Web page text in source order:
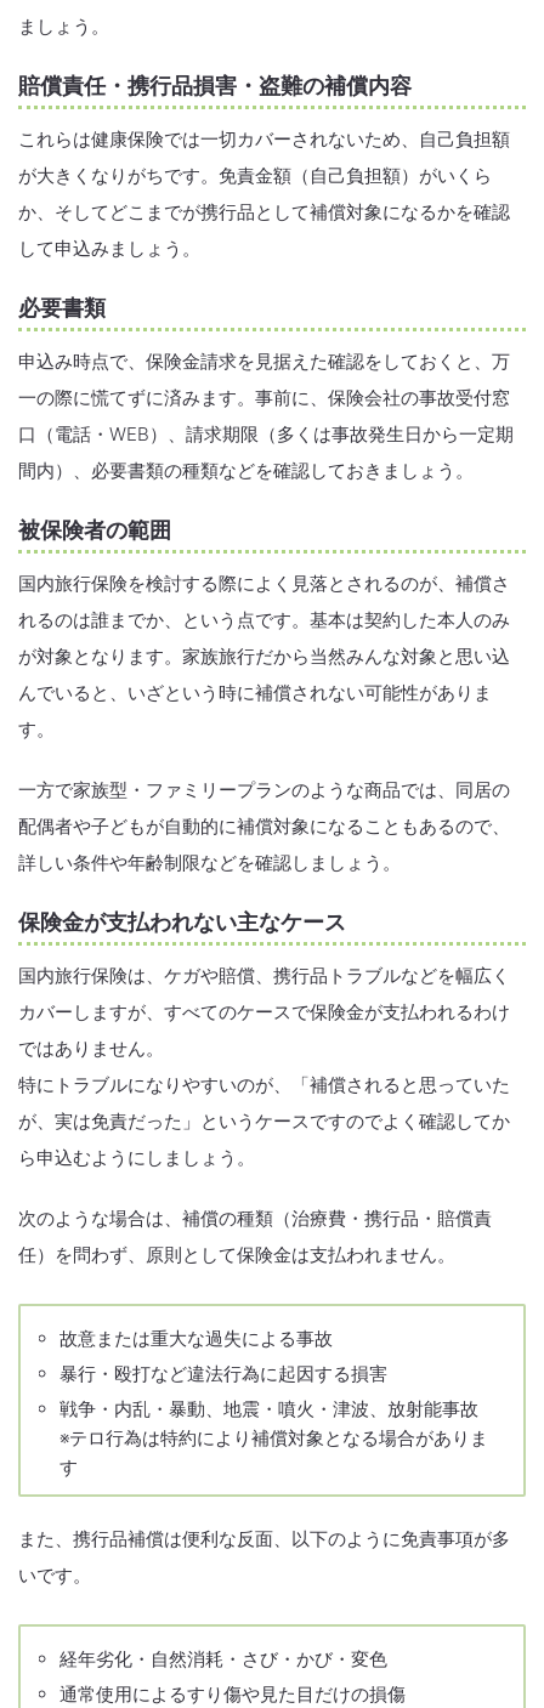
ましょう。
賠償責任・携行品損害・盗難の補償内容
これらは健康保険では一切カバーされないため、自己負担額
が大きくなりがちです。免責金額（自己負担額）がいくら
か、そしてどこまでが携行品として補償対象になるかを確認
して申込みましょう。
必要書類
申込み時点で、保険金請求を見据えた確認をしておくと、万
一の際に慌てずに済みます。事前に、保険会社の事故受付窓
口（電話・WEB）、請求期限（多くは事故発生日から一定期
間内）、必要書類の種類などを確認しておきましょう。
被保険者の範囲
国内旅行保険を検討する際によく見落とされるのが、補償さ
れるのは誰までか、という点です。基本は契約した本人のみ
が対象となります。家族旅行だから当然みんな対象と思い込
んでいると、いざという時に補償されない可能性がありま
す。
一方で家族型・ファミリープランのような商品では、同居の
配偶者や子どもが自動的に補償対象になることもあるので、
詳しい条件や年齢制限などを確認しましょう。
保険金が支払われない主なケース
国内旅行保険は、ケガや賠償、携行品トラブルなどを幅広く
カバーしますが、すべてのケースで保険金が支払われるわけ
ではありません。
特にトラブルになりやすいのが、「補償されると思っていた
が、実は免責だった」というケースですのでよく確認してか
ら申込むようにしましょう。
次のような場合は、補償の種類（治療費・携行品・賠償責
任）を問わず、原則として保険金は支払われません。
故意または重大な過失による事故
暴行・殴打など違法行為に起因する損害
戦争・内乱・暴動、地震・噴火・津波、放射能事故
※テロ行為は特約により補償対象となる場合がありま
す
また、携行品補償は便利な反面、以下のように免責事項が多
いです。
経年劣化・自然消耗・さび・かび・変色
通常使用によるすり傷や見た目だけの損傷